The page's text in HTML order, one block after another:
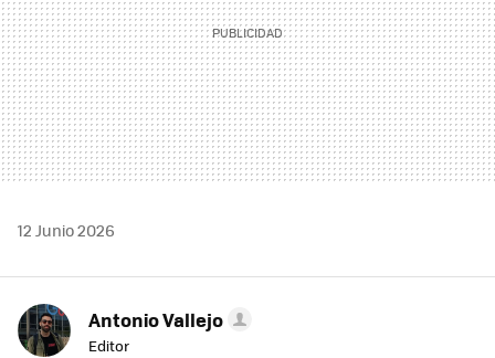
12 Junio 2026
Antonio Vallejo
Editor